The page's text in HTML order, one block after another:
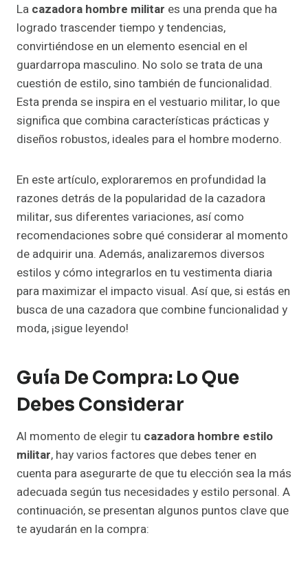
La cazadora hombre militar es una prenda que ha
logrado trascender tiempo y tendencias,
convirtiéndose en un elemento esencial en el
guardarropa masculino. No solo se trata de una
cuestión de estilo, sino también de funcionalidad.
Esta prenda se inspira en el vestuario militar, lo que
significa que combina características prácticas y
diseños robustos, ideales para el hombre moderno.
En este artículo, exploraremos en profundidad la
razones detrás de la popularidad de la cazadora
militar, sus diferentes variaciones, así como
recomendaciones sobre qué considerar al momento
de adquirir una. Además, analizaremos diversos
estilos y cómo integrarlos en tu vestimenta diaria
para maximizar el impacto visual. Así que, si estás en
busca de una cazadora que combine funcionalidad y
moda, ¡sigue leyendo!
Guía De Compra: Lo Que
Debes Considerar
Al momento de elegir tu cazadora hombre estilo
militar, hay varios factores que debes tener en
cuenta para asegurarte de que tu elección sea la más
adecuada según tus necesidades y estilo personal. A
continuación, se presentan algunos puntos clave que
te ayudarán en la compra: